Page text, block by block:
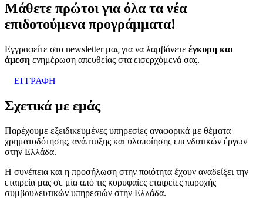
Μάθετε πρώτοιγια όλα τα νέα
επιδοτούμενα προγράμματα!
Εγγραφείτε στο newsletter μας για να λαμβάνετε έγκυρη και
άμεση ενημέρωση απευθείας στα εισερχόμενά σας.
ΕΓΓΡΑΦΗ
Σχετικά με εμάς
Παρέχουμε εξειδικευμένες υπηρεσίες αναφορικά με θέματα
χρηματοδότησης, ανάπτυξης και υλοποίησης επενδυτικών έργων
στην Ελλάδα.
Η συνέπεια και η προσήλωση στην ποιότητα έχουν αναδείξει την
εταιρεία μας σε μία από τις κορυφαίες εταιρείες παροχής
συμβουλευτικών υπηρεσιών στην Ελλάδα.